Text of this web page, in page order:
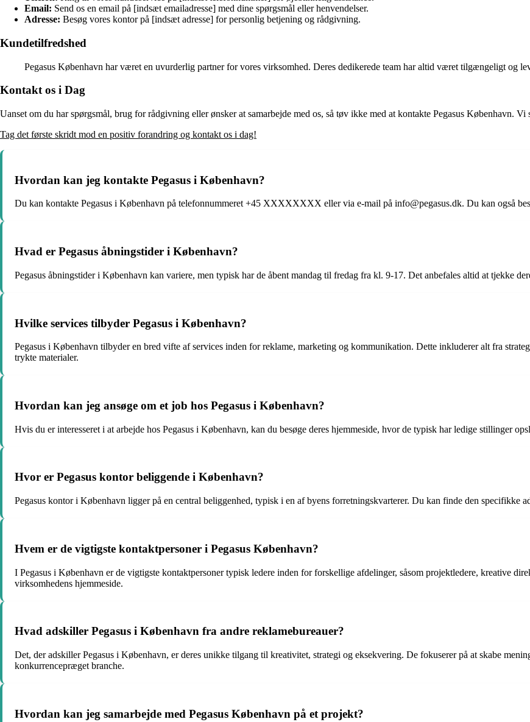
Email: Send os en email på [indsæt emailadresse] med dine spørgsmål eller henvendelser.
Adresse: Besøg vores kontor på [indsæt adresse] for personlig betjening og rådgivning.
Kundetilfredshed
Pegasus København har været en uvurderlig partner for vores virksomhed. Deres dedikerede team har altid været tilgængeligt og
Kontakt os i Dag
Uanset om du har spørgsmål, brug for rådgivning eller ønsker at samarbejde med os, så tøv ikke med at kontakte Pegasus København.
Tag det første skridt mod en positiv forandring og kontakt os i dag!
Hvordan kan jeg kontakte Pegasus i København?
Du kan kontakte Pegasus i København på telefonnummeret +45 XXXXXXXX eller via e-mail på info@pegasus.dk. Du kan også
Hvad er Pegasus åbningstider i København?
Pegasus åbningstider i København kan variere, men typisk har de åbent mandag til fredag fra kl. 9-17. Det anbefales altid at tjekke
Hvilke services tilbyder Pegasus i København?
Pegasus i København tilbyder en bred vifte af services inden for reklame, marketing og kommunikation. Dette inkluderer alt fra
trykte materialer.
Hvordan kan jeg ansøge om et job hos Pegasus i København?
Hvis du er interesseret i at arbejde hos Pegasus i København, kan du besøge deres hjemmeside, hvor de typisk har ledige stillinger
Hvor er Pegasus kontor beliggende i København?
Pegasus kontor i København ligger på en central beliggenhed, typisk i en af byens forretningskvarterer. Du kan finde den specifikke
Hvem er de vigtigste kontaktpersoner i Pegasus København?
I Pegasus i København er de vigtigste kontaktpersoner typisk ledere inden for forskellige afdelinger, såsom projektledere, kreative
virksomhedens hjemmeside.
Hvad adskiller Pegasus i København fra andre reklamebureauer?
Det, der adskiller Pegasus i København, er deres unikke tilgang til kreativitet, strategi og eksekvering. De fokuserer på at skabe
konkurrencepræget branche.
Hvordan kan jeg samarbejde med Pegasus København på et projekt?